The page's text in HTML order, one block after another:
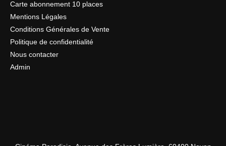
Carte abonnement 10 places
Mentions Légales
Conditions Générales de Vente
Politique de confidentialité
Nous contacter
Admin